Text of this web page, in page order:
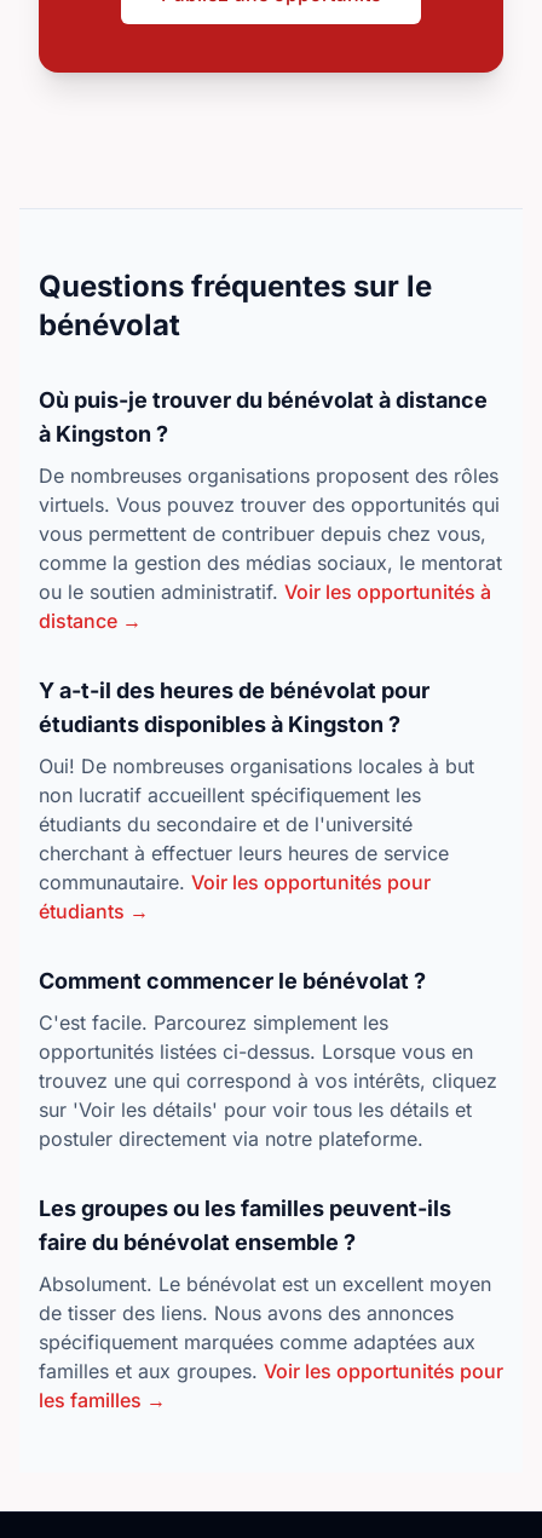
Questions fréquentes sur le
bénévolat
Où puis-je trouver du bénévolat à distance
à Kingston ?
De nombreuses organisations proposent des rôles
virtuels. Vous pouvez trouver des opportunités qui
vous permettent de contribuer depuis chez vous,
comme la gestion des médias sociaux, le mentorat
ou le soutien administratif. Voir les opportunités à
distance →
Y a-t-il des heures de bénévolat pour
étudiants disponibles à Kingston ?
Oui! De nombreuses organisations locales à but
non lucratif accueillent spécifiquement les
étudiants du secondaire et de l'université
cherchant à effectuer leurs heures de service
communautaire. Voir les opportunités pour
étudiants →
Comment commencer le bénévolat ?
C'est facile. Parcourez simplement les
opportunités listées ci-dessus. Lorsque vous en
trouvez une qui correspond à vos intérêts, cliquez
sur 'Voir les détails' pour voir tous les détails et
postuler directement via notre plateforme.
Les groupes ou les familles peuvent-ils
faire du bénévolat ensemble ?
Absolument. Le bénévolat est un excellent moyen
de tisser des liens. Nous avons des annonces
spécifiquement marquées comme adaptées aux
familles et aux groupes. Voir les opportunités pour
les familles →